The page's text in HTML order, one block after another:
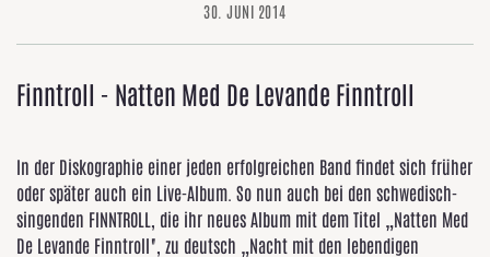
30. JUNI 2014
Finntroll - Natten Med De Levande Finntroll
In der Diskographie einer jeden erfolgreichen Band findet sich früher
oder später auch ein Live-Album. So nun auch bei den schwedisch-
singenden FINNTROLL, die ihr neues Album mit dem Titel „Natten Med
De Levande Finntroll", zu deutsch „Nacht mit den lebendigen